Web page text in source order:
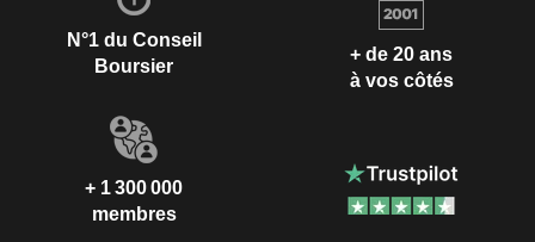
N°1 du Conseil
Boursier
+ de 20 ans
à vos côtés
+ 1 300 000
membres